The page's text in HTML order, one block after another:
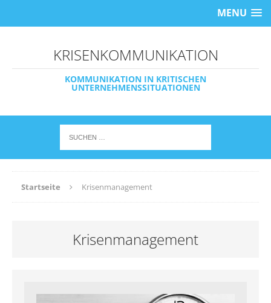
MENU
KRISENKOMMUNIKATION
KOMMUNIKATION IN KRITISCHEN
UNTERNEHMENSSITUATIONEN
Startseite Krisenmanagement
Krisenmanagement